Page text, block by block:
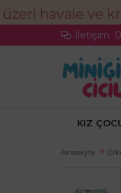
İletişim:
KIZ
Anasayfa